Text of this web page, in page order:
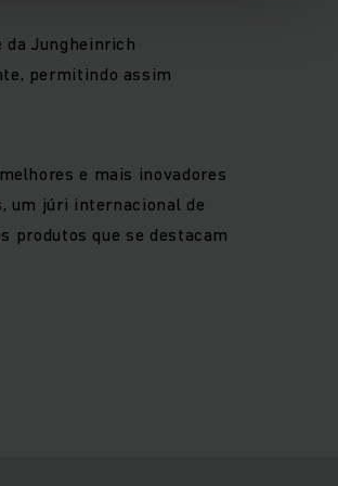
da Jungheinrich
permitindo assim
e mais inovadores
um júri internacional de
produtos que se destacam